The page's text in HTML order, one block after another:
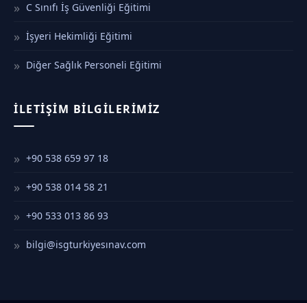
C Sınıfı İş Güvenliği Eğitimi
İşyeri Hekimliği Eğitimi
Diğer Sağlık Personeli Eğitimi
İLETIŞIM BILGILERIMIZ
+90 538 659 97 18
+90 538 014 58 21
+90 533 013 86 93
bilgi@isgturkiyesınav.com